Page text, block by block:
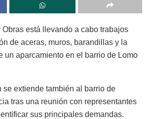
Obras está llevando a cabo trabajos
de aceras, muros, barandillas y la
un aparcamiento en el barrio de Lomo
se extiende también al barrio de
tras una reunión con representantes
sus principales demandas.